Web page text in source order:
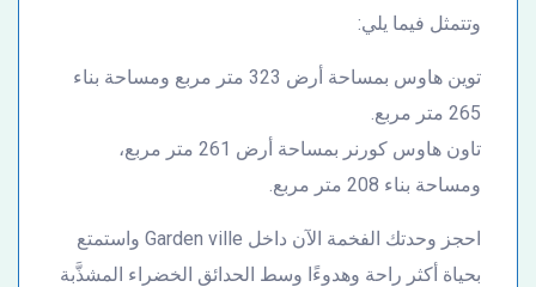
وتتمثل فيما يلي:
توين هاوس بمساحة أرض 323 متر مربع ومساحة بناء
265 متر مربع.
تاون هاوس كورنر بمساحة أرض 261 متر مربع،
ومساحة بناء 208 متر مربع.
احجز وحدتك الفخمة الآن داخل Garden ville واستمتع
بحياة أكثر راحة وهدوءًا وسط الحدائق الخضراء المشذَّبة